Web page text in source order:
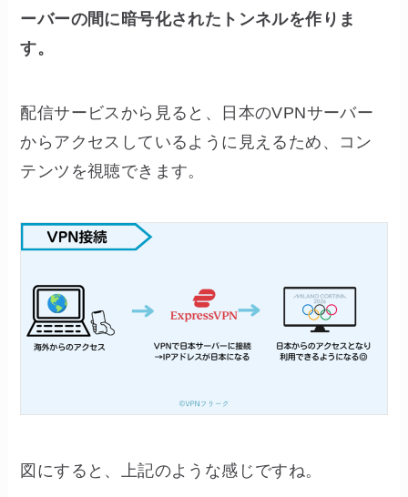
ーバーの間に暗号化されたトンネルを作りま
す。
配信サービスから見ると、日本のVPNサーバー
からアクセスしているように見えるため、コン
テンツを視聴できます。
図にすると、上記のような感じですね。